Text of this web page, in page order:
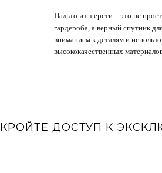
Пальто из шерсти – это не
гардероба, а верный спутник
вниманием к деталям и
высококачественных
ДОСТУП К